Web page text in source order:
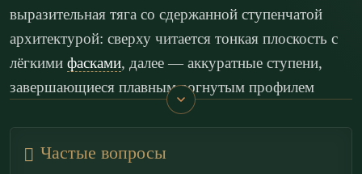
выразительная тяга со сдержанной ступенчатой
архитектурой: сверху читается тонкая плоскость с
лёгкими фасками, далее — аккуратные ступени,
завершающиеся плавным вогнутым профилем
) и мягким выпуклым валиком. Гладкая
рисунок и придаёт примыканию потолка
Частые вопросы